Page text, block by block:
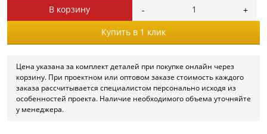
В корзину
Купить в 1 клик
Цена указана за комплект деталей при покупке онлайн через
корзину. При проектном или оптовом заказе стоимость каждого
заказа рассчитывается специалистом персонально исходя из
особенностей проекта. Наличие необходимого объема уточняйте
у менеджера.